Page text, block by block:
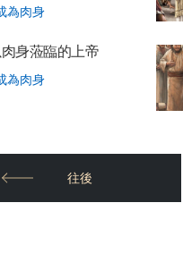
為肉身
肉身蒞臨的上帝
為肉身
往後